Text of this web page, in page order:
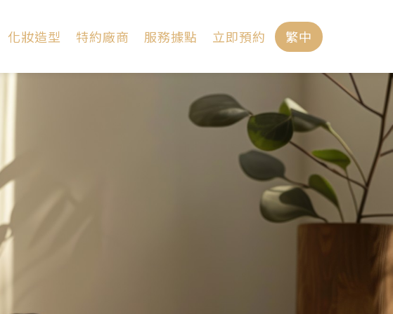
化妝造型 特約廠商 服務據點 立即預約 繁中